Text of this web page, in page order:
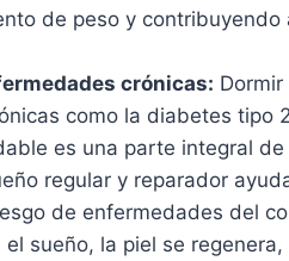
de peso y
crónicas:
como la diabetes tipo
es una parte integral
regular y reparador
de enfermedades del
el sueño, la piel se